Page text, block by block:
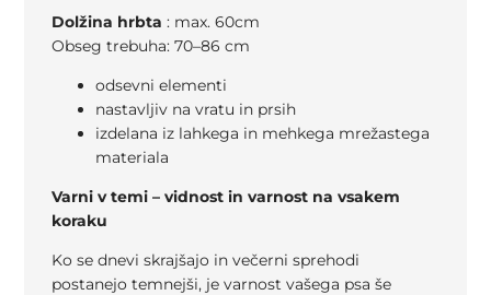
Dolžina hrbta : max. 60cm
Obseg trebuha: 70–86 cm
odsevni elementi
nastavljiv na vratu in prsih
izdelana iz lahkega in mehkega mrežastega
materiala
Varni v temi – vidnost in varnost na vsakem
koraku
Ko se dnevi skrajšajo in večerni sprehodi
postanejo temnejši, je varnost vašega psa še